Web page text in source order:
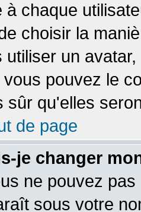
à chaque
choisir la
utiliser un
pouvez le
sûr qu'elles
de page
je changer
ne pouvez
sous votre